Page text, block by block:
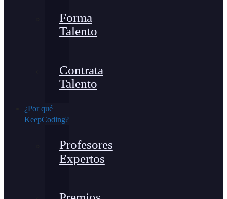
Forma
Talento
Contrata
Talento
¿Por qué
KeepCoding?
Profesores
Expertos